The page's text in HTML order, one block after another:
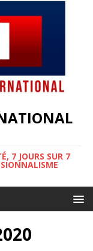
7 JOURS SUR 7